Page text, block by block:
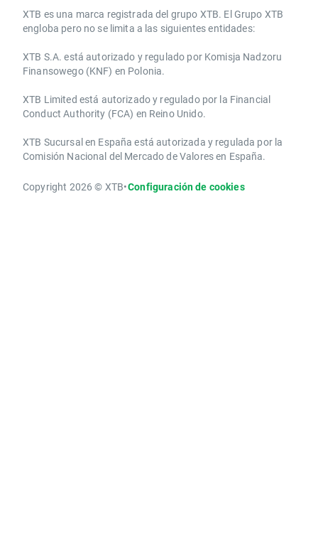
​​XTB es una marca registrada del grupo XTB. El Grupo XTB
engloba pero no se limita a las siguientes entidades:
XTB S.A.​ está autorizado y regulado por Komisja Nadzoru
Finansowego (KNF) ​en Polonia.
XTB Limited ​está autorizado y regulado por la ​Financial
Conduct Authority ​(FCA) en ​​Reino Unido.
XTB Sucursal en España está autorizada y regulada por la
Comisión Nacional del Mercado de Valores en España.
Copyright 2026 © XTB•Configuración de cookies